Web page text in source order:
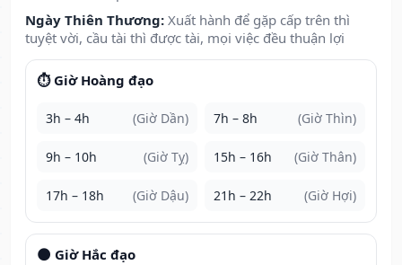
Ngày Thiên Thương: Xuất hành để gặp cấp trên thì
tuyệt vời, cầu tài thì được tài, mọi việc đều thuận lợi
⏱️ Giờ Hoàng đạo
3h – 4h (Giờ Dần) 7h – 8h (Giờ Thìn)
9h – 10h (Giờ Tỵ) 15h – 16h (Giờ Thân)
17h – 18h (Giờ Dậu) 21h – 22h (Giờ Hợi)
🌑 Giờ Hắc đạo